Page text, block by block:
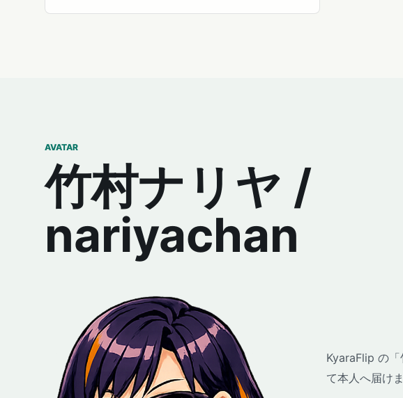
AVATAR
竹村ナリヤ /
nariyachan
KyaraFlip の
て本人へ届け